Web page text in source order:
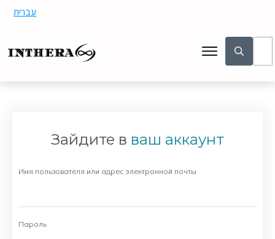
עברית
Зайдите в ваш аккаунт
Имя пользователя или адрес электронной почты
Пароль